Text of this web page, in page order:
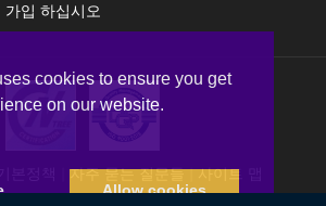
cookies to ensure you get
on our website.
Allow cookies
입 하십시오
자주 묻는 질문들 사이트 맵